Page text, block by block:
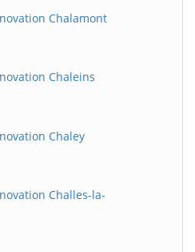
Chalamont
Chaleins
Chaley
Challes-la-